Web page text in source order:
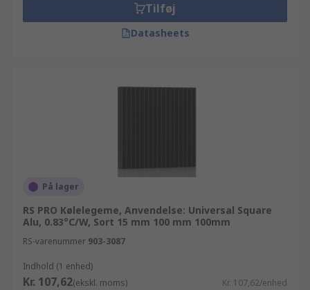
Tilføj
Datasheets
På lager
RS PRO Kølelegeme, Anvendelse: Universal Square
Alu, 0.83°C/W, Sort 15 mm 100 mm 100mm
RS-varenummer 903-3087
Indhold (1 enhed)
Kr. 107,62(ekskl. moms) Kr. 107,62/enhed